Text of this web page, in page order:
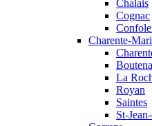
Chalais
Cognac
Charente-
La
Royan
Saintes
St-